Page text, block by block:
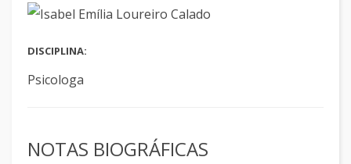
DISCIPLINA:
Psicologa
NOTAS BIOGRÁFICAS